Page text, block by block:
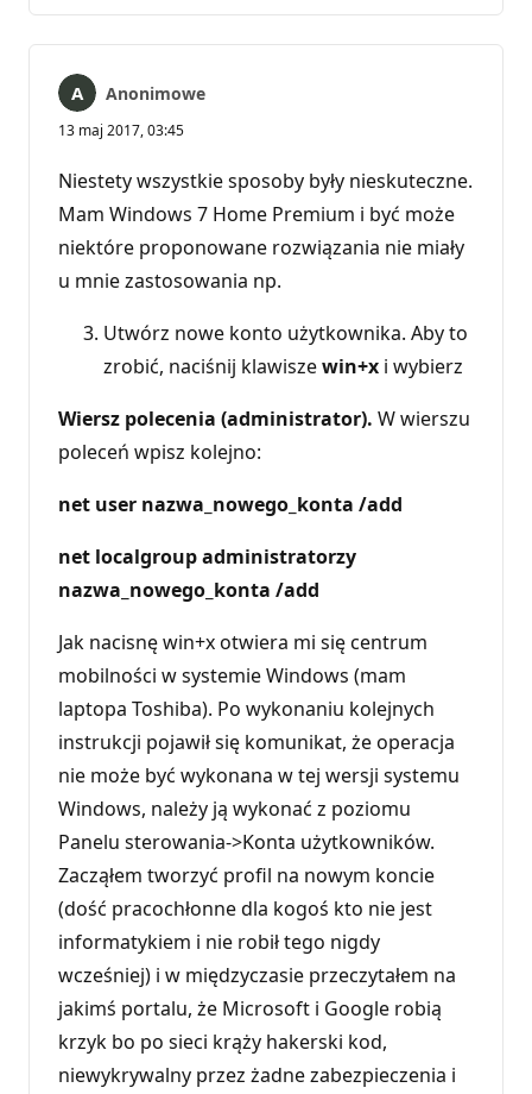
Anonimowe
13 maj 2017, 03:45
Niestety wszystkie sposoby były nieskuteczne.
Mam Windows 7 Home Premium i być może
niektóre proponowane rozwiązania nie miały
u mnie zastosowania np.
Utwórz nowe konto użytkownika. Aby to
zrobić, naciśnij klawiszewin+x i wybierz
Wiersz polecenia (administrator). W wierszu
poleceń wpisz kolejno:
net user nazwa_nowego_konta /add
net localgroup administratorzy
nazwa_nowego_konta /add
Jak nacisnę win+x otwiera mi się centrum
mobilności w systemie Windows (mam
laptopa Toshiba). Po wykonaniu kolejnych
instrukcji pojawił się komunikat, że operacja
nie może być wykonana w tej wersji systemu
Windows, należy ją wykonać z poziomu
Panelu sterowania->Konta użytkowników.
Zacząłem tworzyć profil na nowym koncie
(dość pracochłonne dla kogoś kto nie jest
informatykiem i nie robił tego nigdy
wcześniej) i w międzyczasie przeczytałem na
jakimś portalu, że Microsoft i Google robią
krzyk bo po sieci krąży hakerski kod,
niewykrywalny przez żadne zabezpieczenia i